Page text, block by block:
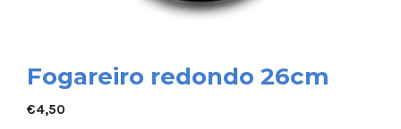
Fogareiro redondo 26cm
€4,50